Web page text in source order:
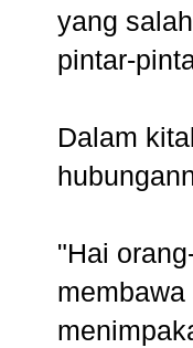
yang
pintar-
Dalam
"Hai